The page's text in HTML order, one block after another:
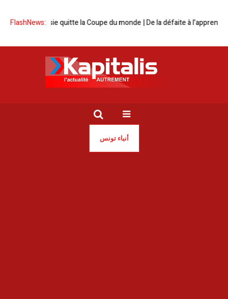
FlashNews:
La Tunisie quitte la Coupe du monde | De la défaite à
أنباء تونس